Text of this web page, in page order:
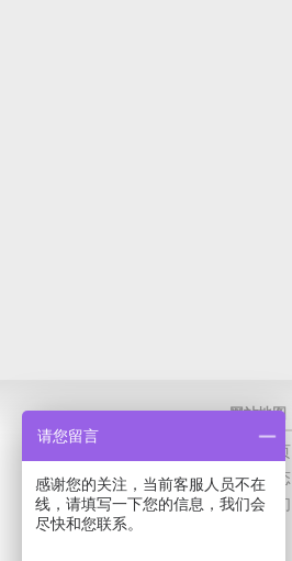
网站地图
网站首页
新闻动态
联系我们
请您留言
感谢您的关注，当前客服人员不在
线，请填写一下您的信息，我们会
尽快和您联系。